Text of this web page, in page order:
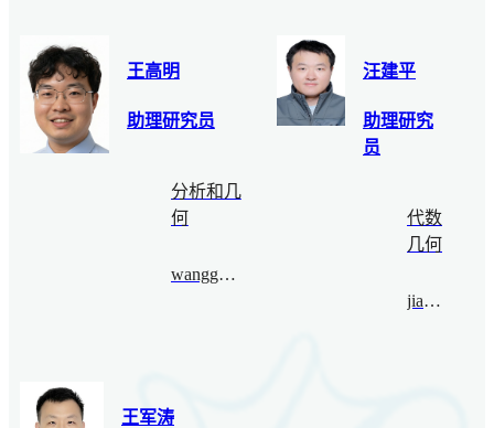
王高明
助理研究员
分析和几
何
wanggaoming@bimsa.cn
汪建平
助理研究
员
代数
几何
jianpw@bimsa.cn
王军涛